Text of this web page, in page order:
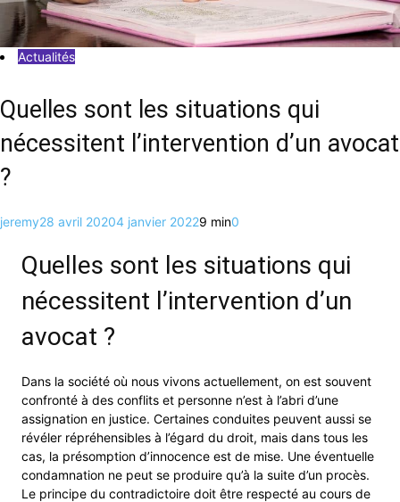
Actualités
Quelles sont les situations qui
nécessitent l’intervention d’un avocat
?
jeremy28 avril 20204 janvier 20229 min0
Quelles sont les situations qui
nécessitent l’intervention d’un
avocat ?
Dans la société où nous vivons actuellement, on est souvent
confronté à des conflits et personne n’est à l’abri d’une
assignation en justice. Certaines conduites peuvent aussi se
révéler répréhensibles à l’égard du droit, mais dans tous les
cas, la présomption d’innocence est de mise. Une éventuelle
condamnation ne peut se produire qu’à la suite d’un procès.
Le principe du contradictoire doit être respecté au cours de